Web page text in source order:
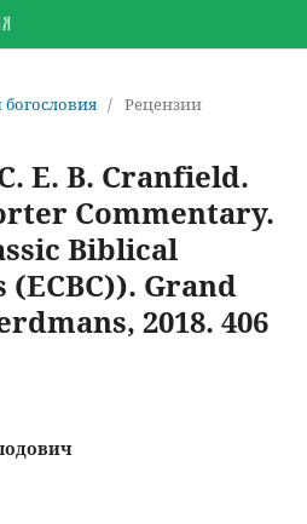
/ Рецензии
E. B. Cranfield.
Commentary.
Biblical
Grand
2018. 406